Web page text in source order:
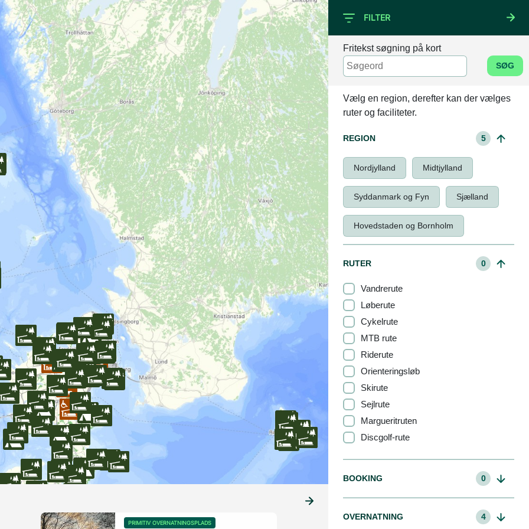
PRIMITIV OVERNATNINGSPLADS
FILTER
Fritekst søgning på kort
SØG
Vælg en region, derefter kan der vælges
ruter og faciliteter.
REGION 5
Nordjylland Midtjylland
Syddanmark og Fyn Sjælland
Hovedstaden og Bornholm
RUTER 0
Vandrerute
Løberute
Cykelrute
MTB rute
Riderute
Orienteringsløb
Skirute
Sejlrute
Margueritruten
Discgolf-rute
BOOKING 0
OVERNATNING 4